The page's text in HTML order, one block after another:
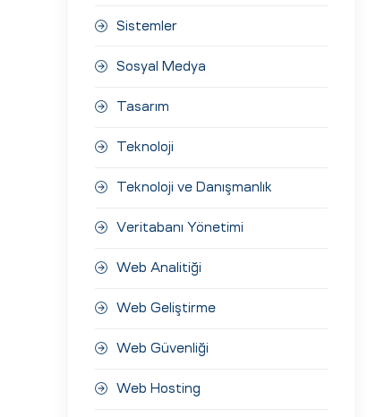
Sistemler
Sosyal Medya
Tasarım
Teknoloji
Teknoloji ve Danışmanlık
Veritabanı Yönetimi
Web Analitiği
Web Geliştirme
Web Güvenliği
Web Hosting